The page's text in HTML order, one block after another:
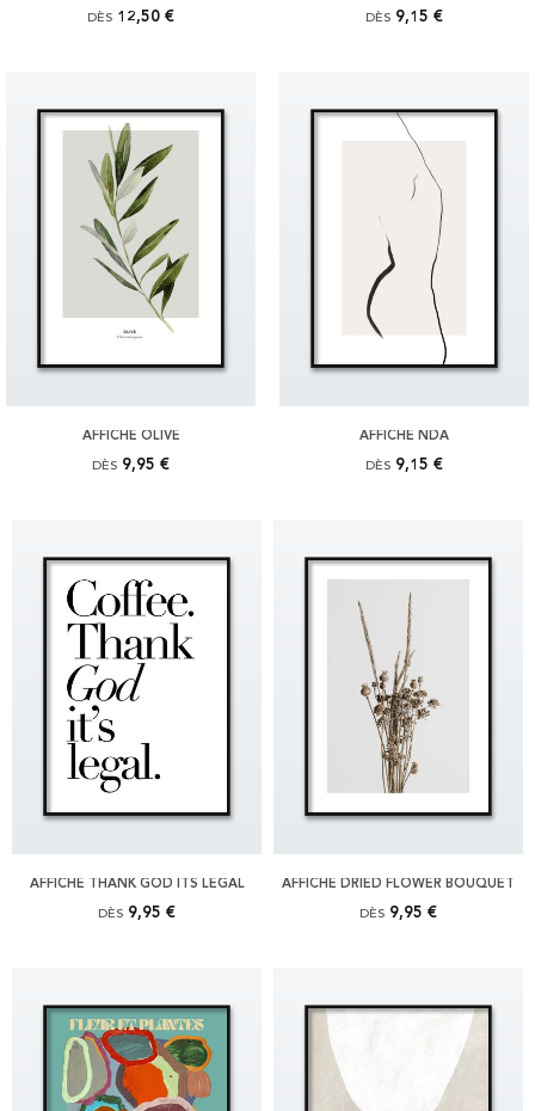
DÈS 12,50 €
DÈS 9,15 €
AFFICHE OLIVE
DÈS 9,95 €
AFFICHE NDA
DÈS 9,15 €
AFFICHE THANK GOD ITS LEGAL
DÈS 9,95 €
AFFICHE DRIED FLOWER BOUQUET
DÈS 9,95 €